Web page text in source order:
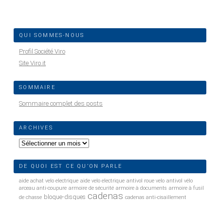
QUI SOMMES-NOUS
Profil Société Viro
Site Viro.it
SOMMAIRE
Sommaire complet des posts
ARCHIVES
Archives
DE QUOI EST CE QU’ON PARLE
aide achat velo electrique aide velo electrique antivol roue velo antivol vélo
arceau anti-coupure armoire de sécurité armoire à documents armoire à fusil
de chasse bloque-disques cadenas cadenas anti-cisaillement